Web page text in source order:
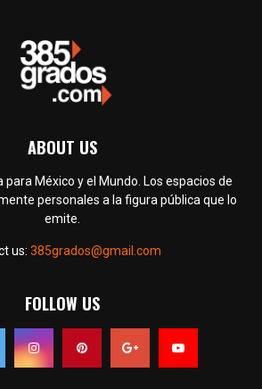
ABOUT US
para México y el Mundo. Los espacios de
personales a la figura pública que lo
emite.
us: 385grados@gmail.com
FOLLOW US